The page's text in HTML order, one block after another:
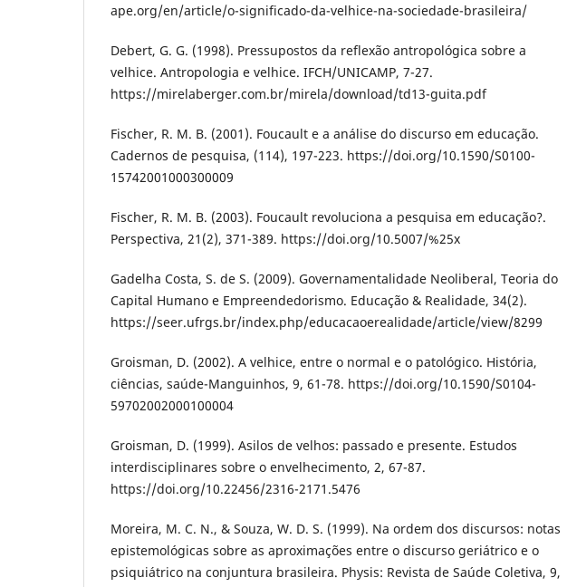
ape.org/en/article/o-significado-da-velhice-na-sociedade-brasileira/
Debert, G. G. (1998). Pressupostos da reflexão antropológica sobre a
velhice. Antropologia e velhice. IFCH/UNICAMP, 7-27.
https://mirelaberger.com.br/mirela/download/td13-guita.pdf
Fischer, R. M. B. (2001). Foucault e a análise do discurso em educação.
Cadernos de pesquisa, (114), 197-223. https://doi.org/10.1590/S0100-
15742001000300009
Fischer, R. M. B. (2003). Foucault revoluciona a pesquisa em educação?.
Perspectiva, 21(2), 371-389. https://doi.org/10.5007/%25x
Gadelha Costa, S. de S. (2009). Governamentalidade Neoliberal, Teoria do
Capital Humano e Empreendedorismo. Educação & Realidade, 34(2).
https://seer.ufrgs.br/index.php/educacaoerealidade/article/view/8299
Groisman, D. (2002). A velhice, entre o normal e o patológico. História,
ciências, saúde-Manguinhos, 9, 61-78. https://doi.org/10.1590/S0104-
59702002000100004
Groisman, D. (1999). Asilos de velhos: passado e presente. Estudos
interdisciplinares sobre o envelhecimento, 2, 67-87.
https://doi.org/10.22456/2316-2171.5476
Moreira, M. C. N., & Souza, W. D. S. (1999). Na ordem dos discursos: notas
epistemológicas sobre as aproximações entre o discurso geriátrico e o
psiquiátrico na conjuntura brasileira. Physis: Revista de Saúde Coletiva, 9,